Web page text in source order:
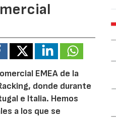
EMEA de la
donde durante
e Italia. Hemos
a los que se